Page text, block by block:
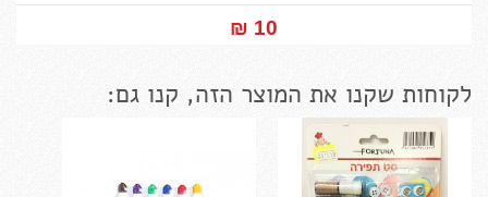
10 ₪‎
לקוחות שקנו את המוצר הזה, קנו גם: